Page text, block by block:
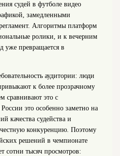
судей в футболе видео
замедленными
Алгоритмы платформ
ролики, и к вечерним
уже превращается в
аудитории: люди
к более прозрачному
сравнивают это с
это особенно заметно на
качества судейства и
конкуренцию. Поэтому
решений в чемпионате
сотни тысяч просмотров: